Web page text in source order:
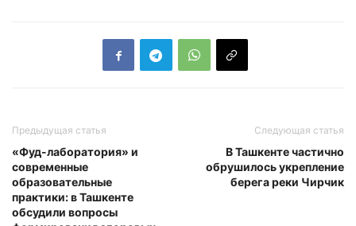
Предыдущая статья
«Фуд-лаборатория» и
современные
образовательные
практики: в Ташкенте
обсудили вопросы
Следующая статья
В Ташкенте частично
обрушилось укрепление
берега реки Чирчик